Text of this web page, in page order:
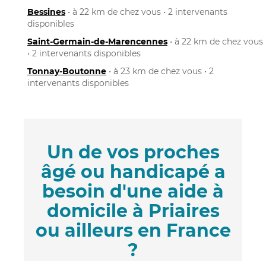
Bessines • à 22 km de chez vous • 2 intervenants
disponibles
Saint-Germain-de-Marencennes • à 22 km de chez vous
• 2 intervenants disponibles
Tonnay-Boutonne • à 23 km de chez vous • 2
intervenants disponibles
Un de vos proches
âgé ou handicapé a
besoin d'une aide à
domicile à Priaires
ou ailleurs en France
?